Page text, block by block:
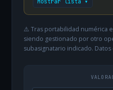
⚠️ Tras portabilidad numérica
siendo gestionado por otro
subasignatario indicado. Datos